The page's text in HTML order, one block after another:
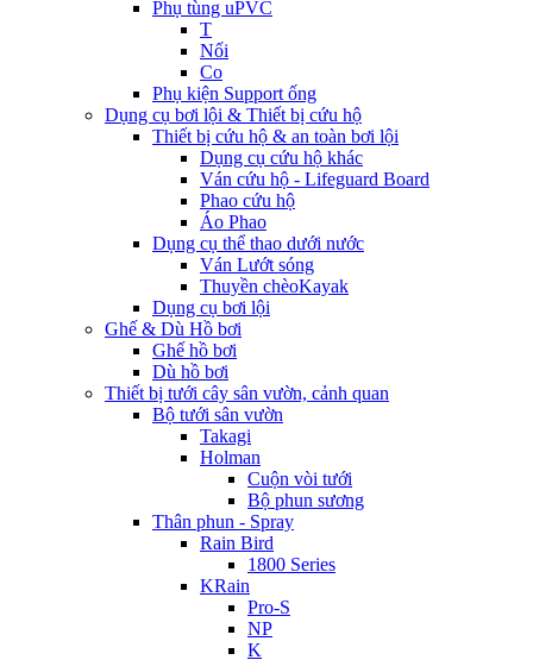
Phụ tùng uPVC
T
Nối
Co
Phụ kiện Support ống
Dụng cụ bơi lội & Thiết bị cứu hộ
Thiết bị cứu hộ & an toàn bơi lội
Dụng cụ cứu hộ khác
Ván cứu hộ - Lifeguard Board
Phao cứu hộ
Áo Phao
Dụng cụ thể thao dưới nước
Ván Lướt sóng
Thuyền chèoKayak
Dụng cụ bơi lội
Ghế & Dù Hồ bơi
Ghế hồ bơi
Dù hồ bơi
Thiết bị tưới cây sân vườn, cảnh quan
Bộ tưới sân vườn
Takagi
Holman
Cuộn vòi tưới
Bộ phun sương
Thân phun - Spray
Rain Bird
1800 Series
KRain
Pro-S
NP
K